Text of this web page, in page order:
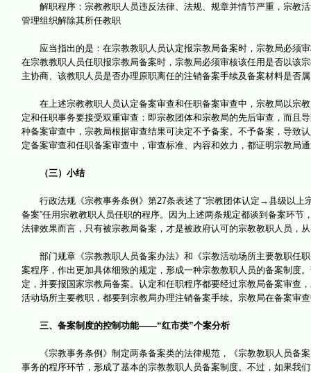
解职程序：宗教教职人员违反法律、法规、规章并情节严重，宗教
管理组织解除其所任教职
应当指出的是：在宗教教职人员认定报宗教局备案时，宗教局必须
在宗教教职人员任职报宗教局备案时，宗教局必须审核该任用是否以该
主协商、该教职人员是否办理原职离任的注销备案手续及备案材料是否
在上述宗教教职人员认定备案审查和任职备案审查中，宗教局以宗
定和任职事务要接受双重审查：即宗教团体和宗教局的先后审查，而且
种备案审查中，宗教局根据审查结果可决定不予备案。不予备案，导致
定备案审查和任职备案审查中，审查标准、内容和效力，都证明宗教局
（三）小结
行政法规《宗教事务条例》第27条表述了“宗教团体认定→县级以上
备案”任用宗教教职人员任职的程序。因为上述两条规定都谈到备案环
法律效果而言，只有被宗教局备案，才是被政府认可的宗教教职人员，
部门规章《宗教教职人员备案办法》和《宗教活动场所主要教职任
案程序，作出更加具体细致的规定，形成一种宗教教职人员的备案制度
定，并要报国家宗教局备案。认定和任职程序都要经过宗教局备案审查
活动场所主要教职，都要到宗教局办理注销备案手续。宗教局在备案审
三、备案制度的控制功能——“红市类”个案分析
《宗教事务条例》制定两条备案类的法律规范，《宗教教职人员备
事务的程序环节，形成了基本的宗教教职人员备案制度。不过，如果我